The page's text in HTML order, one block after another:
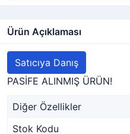
Ürün Açıklaması
Satıcıya Danış
PASİFE ALINMIŞ ÜRÜN!
Diğer Özellikler
Stok Kodu